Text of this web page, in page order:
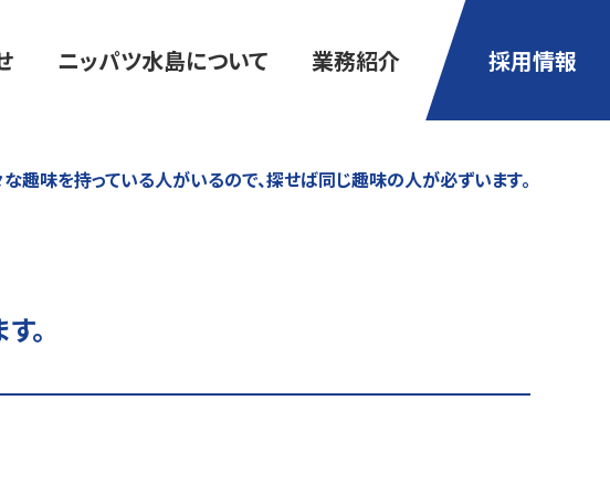
ニッパツ水島について 業務紹介 採用情報
趣味を持っている人がいるので、探せば同じ趣味の人が必ずいます。
。